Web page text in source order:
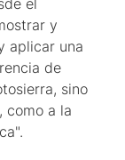
el
y
aplicar una
de
sino
como a la